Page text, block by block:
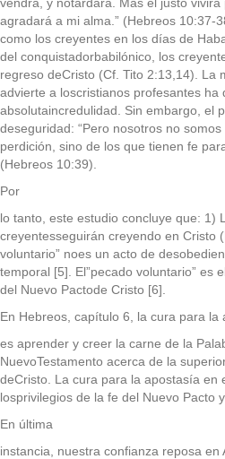
agradará a mi alma.” (Hebreos 10:37-
como los creyentes en los días de
del conquistadorbabilónico, los
regreso deCristo (Cf. Tito 2:13,14). La
advierte a loscristianos profesantes ha
absolutaincredulidad. Sin embargo, el
deseguridad: “Pero nosotros no
perdición, sino de los que tienen fe
(Hebreos 10:39).
Por
lo tanto, este estudio concluye que: 1)
creyentesseguirán creyendo en Cristo
voluntario” noes un acto de
temporal [5]. El”pecado voluntario” es
del Nuevo Pactode Cristo [6].
En Hebreos, capítulo 6, la cura para la
es aprender y creer la carne de la
NuevoTestamento acerca de la
deCristo. La cura para la apostasía en
losprivilegios de la fe del Nuevo Pacto
En última
instancia, nuestra confianza reposa en